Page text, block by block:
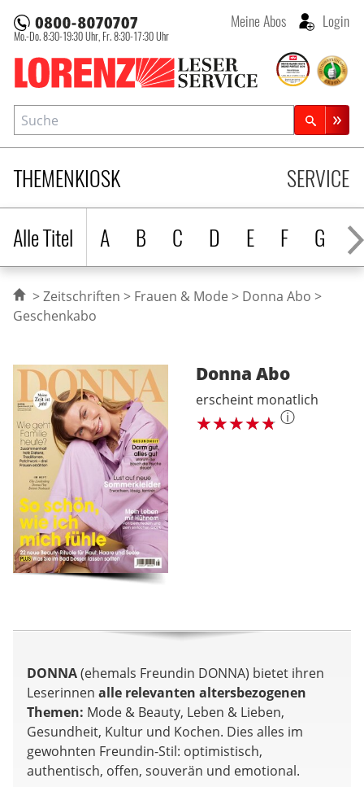
Lorenz Leserservice
Mo.-Do. 8:30-19:30 Uhr, Fr. 8:30-17:30 Uhr
Meine Abos Login
THEMENKIOSK
Alle Titel
A B C D E F G H
SERVICE
Suche
Zeitschriftensuche
Zeitschriften Frauen & Mode
Donna Abo
Geschenkabo
Donna Abo
erscheint monatlich
ⓘ
DONNA(ehemals Freundin DONNA) bietet ihren
Leserinnen alle relevanten altersbezogenen
Themen: Mode & Beauty, Leben & Lieben,
Gesundheit, Kultur und Kochen. Dies alles im
gewohnten Freundin-Stil: optimistisch,
authentisch, offen, souverän und emotional.